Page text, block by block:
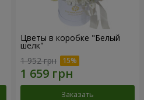
Цветы в коробке "Белый
шелк"
1 952 грн
Заказать